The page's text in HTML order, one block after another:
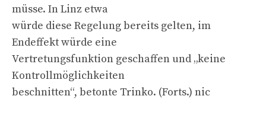
müsse. In Linz etwa
würde diese Regelung bereits gelten, im
Endeffekt würde eine
Vertretungsfunktion geschaffen und „keine
Kontrollmöglichkeiten
beschnitten“, betonte Trinko. (Forts.) nic